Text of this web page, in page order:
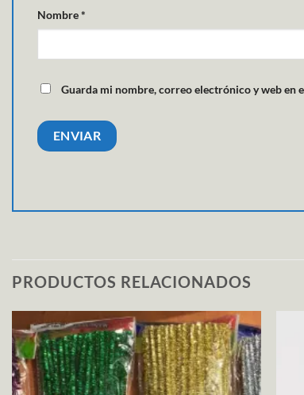
Nombre*
Guarda mi nombre, correo electrónico y web en
PRODUCTOS RELACIONADOS